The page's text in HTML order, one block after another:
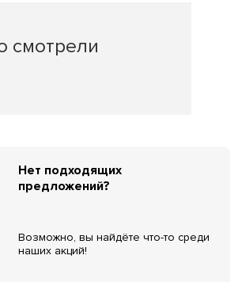
смотрели
Нет подходящих
предложений?
Возможно, вы найдёте что-то среди
наших акций!